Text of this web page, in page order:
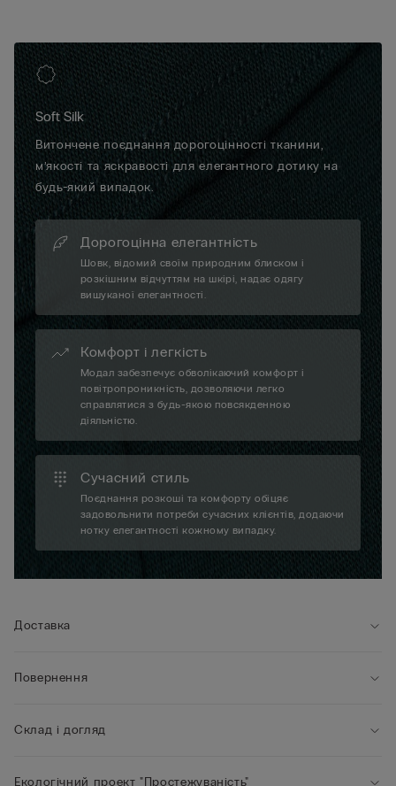
Soft Silk
Витончене поєднання дорогоцінності тканини,
м’якості та яскравості для елегантного дотику на
будь-який випадок.
Дорогоцінна елегантність
Шовк, відомий своїм природним блиском і
розкішним відчуттям на шкірі, надає одягу
вишуканої елегантності.
Комфорт і легкість
Модал забезпечує обволікаючий комфорт і
повітропроникність, дозволяючи легко
справлятися з будь-якою повсякденною
діяльністю.
Сучасний стиль
Поєднання розкоші та комфорту обіцяє
задовольнити потреби сучасних клієнтів, додаючи
нотку елегантності кожному випадку.
Доставка
Повернення
Склад і догляд
Екологічний проект "Простежуваність"